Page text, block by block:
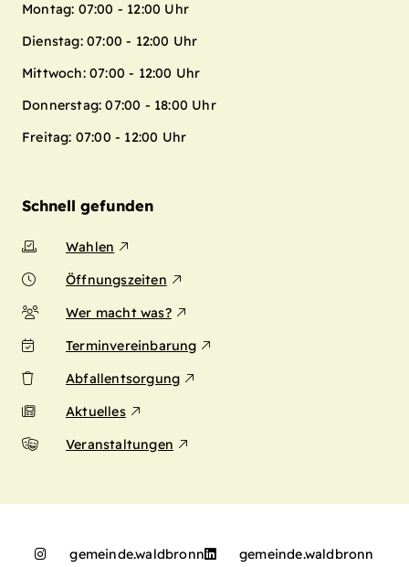
Montag: 07:00 - 12:00 Uhr
Dienstag: 07:00 - 12:00 Uhr
Mittwoch: 07:00 - 12:00 Uhr
Donnerstag: 07:00 - 18:00 Uhr
Freitag: 07:00 - 12:00 Uhr
Schnell gefunden
Wahlen
Öffnungszeiten
Wer macht was?
Terminvereinbarung
Abfallentsorgung
Aktuelles
Veranstaltungen
gemeinde.waldbronn gemeinde.waldbronn